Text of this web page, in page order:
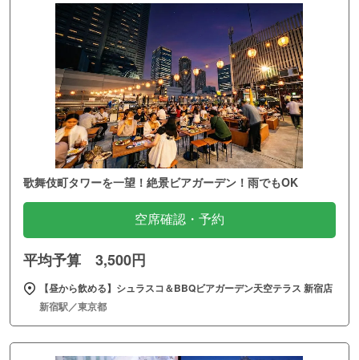
歌舞伎町タワーを一望！絶景ビアガーデン！雨でもOK
空席確認・予約
平均予算 3,500円
【昼から飲める】シュラスコ＆BBQビアガーデン天空テラス 新宿店
新宿駅／東京都